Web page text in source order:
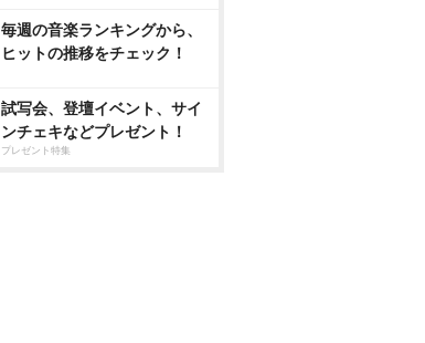
毎週の音楽ランキングから、
ヒットの推移をチェック！
試写会、登壇イベント、サイ
ンチェキなどプレゼント！
プレゼント特集